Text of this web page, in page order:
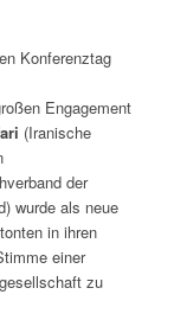
Konferenztag
Engagement
(Iranische
der
wurde als neue
in ihren
einer
zu